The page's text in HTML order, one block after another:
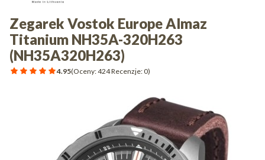
Zegarek Vostok Europe Almaz
Titanium NH35A-320H263
(NH35A320H263)
4.95(Oceny: 424 Recenzje: 0)